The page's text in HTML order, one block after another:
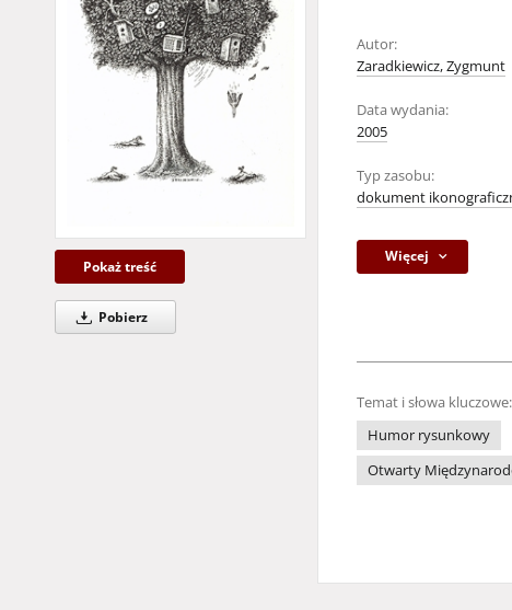
Pokaż treść
Pobierz
Autor:
Zaradkiewicz, Zygmunt
Data wydania:
2005
Typ zasobu:
dokument
Więcej
Temat i słowa kluczowe:
Humor rysunkowy
Otwarty